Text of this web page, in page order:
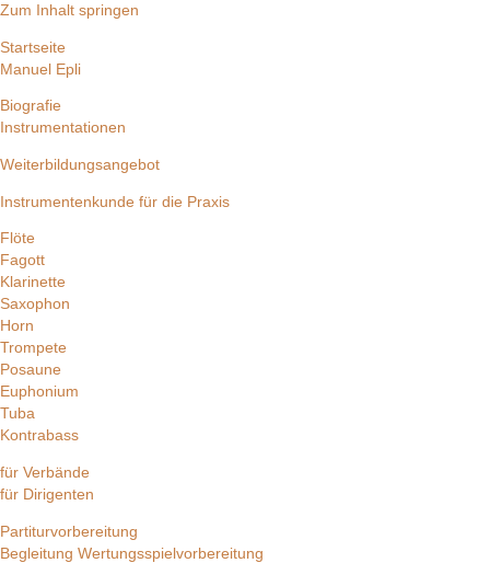
Zum Inhalt springen
Startseite
Manuel Epli
Biografie
Instrumentationen
Weiterbildungsangebot
Instrumentenkunde für die Praxis
Flöte
Fagott
Klarinette
Saxophon
Horn
Trompete
Posaune
Euphonium
Tuba
Kontrabass
für Verbände
für Dirigenten
Partiturvorbereitung
Begleitung Wertungsspielvorbereitung